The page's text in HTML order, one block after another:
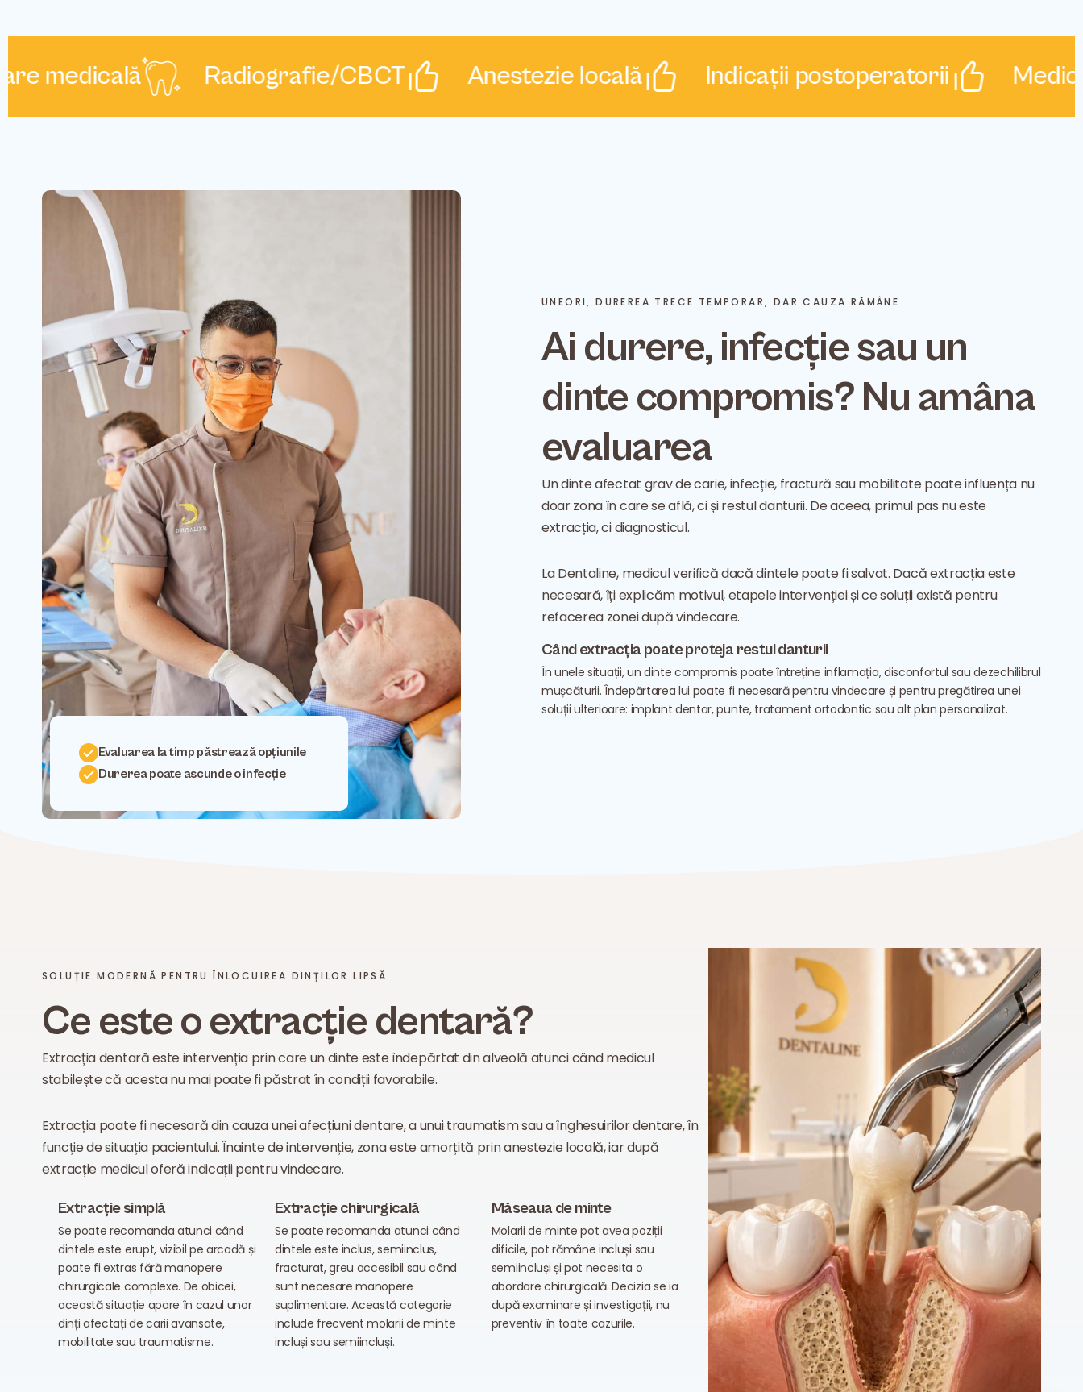
Radiografie/CBCT Anestezie locală Indicații postoperatorii Medici
Evaluarea la timp păstrează opțiunile
Durerea poate ascunde o infecție
UNEORI, DUREREA TRECE TEMPORAR, DAR CAUZA RĂMÂNE
Ai durere, infecție sau un
dinte compromis? Nu amâna
evaluarea
Un dinte afectat grav de carie, infecție, fractură sau mobilitate poate influența nu
doar zona în care se află, ci și restul danturii. De aceea, primul pas nu este
extracția, ci diagnosticul.
La Dentaline, medicul verifică dacă dintele poate fi salvat. Dacă extracția este
necesară, îți explicăm motivul, etapele intervenției și ce soluții există pentru
refacerea zonei după vindecare.
Când extracția poate proteja restul danturii
În unele situații, un dinte compromis poate întreține inflamația, disconfortul sau dezechilibrul
mușcăturii. Îndepărtarea lui poate fi necesară pentru vindecare și pentru pregătirea unei
soluții ulterioare: implant dentar, punte, tratament ortodontic sau alt plan personalizat.
SOLUȚIE MODERNĂ PENTRU ÎNLOCUIREA DINȚILOR LIPSĂ
Ce este o extracție dentară?
Extracția dentară este intervenția prin care un dinte este îndepărtat din alveolă atunci când medicul
stabilește că acesta nu mai poate fi păstrat în condiții favorabile.
Extracția poate fi necesară din cauza unei afecțiuni dentare, a unui traumatism sau a înghesuirilor dentare, în
funcție de situația pacientului. Înainte de intervenție, zona este amorțită prin anestezie locală, iar după
extracție medicul oferă indicații pentru vindecare.
Extracție simplă
Se poate recomanda atunci când
dintele este erupt, vizibil pe arcadă și
poate fi extras fără manopere
chirurgicale complexe. De obicei,
această situație apare în cazul unor
dinți afectați de carii avansate,
mobilitate sau traumatisme.
Extracție chirurgicală
Se poate recomanda atunci când
dintele este inclus, semiinclus,
fracturat, greu accesibil sau când
sunt necesare manopere
suplimentare. Această categorie
include frecvent molarii de minte
incluși sau semiincluși.
Măseaua de minte
Molarii de minte pot avea poziții
dificile, pot rămâne incluși sau
semiincluși și pot necesita o
abordare chirurgicală. Decizia se ia
după examinare și investigații, nu
preventiv în toate cazurile.